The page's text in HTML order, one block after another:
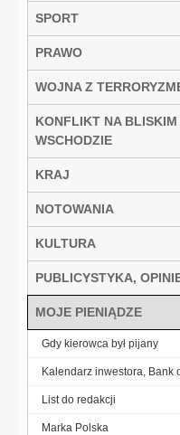
SPORT
PRAWO
WOJNA Z
KONFLIKT NA BLISKIM
WSCHODZIE
KRAJ
NOTOWANIA
KULTURA
PUBLICYSTYKA,
MOJE PIENIĄDZE
Gdy kierowca był pijany
Kalendarz inwestora, Bank
List do redakcji
Marka Polska